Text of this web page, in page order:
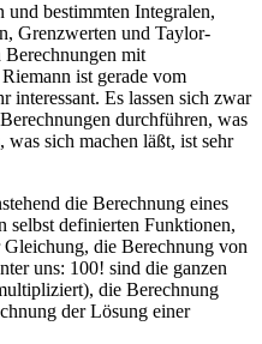
und bestimmten Integralen,
Grenzwerten und Taylor-
mit
ist gerade vom
interessant. Es lassen sich zwar
durchführen, was
sich machen läßt, ist sehr
die Berechnung eines
definierten Funktionen,
die Berechnung von
uns: 100! sind die ganzen
die Berechnung
der Lösung einer